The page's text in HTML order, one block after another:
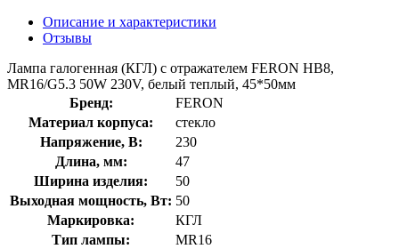
Описание и характеристики
Отзывы
Лампа галогенная (КГЛ) с отражателем FERON HB8,
MR16/G5.3 50W 230V, белый теплый, 45*50мм
Бренд:
FERON
Материал корпуса:
стекло
Напряжение, В:
230
Длина, мм:
47
Ширина изделия:
50
Выходная мощность, Вт: 50
Маркировка:
КГЛ
Тип лампы:
MR16